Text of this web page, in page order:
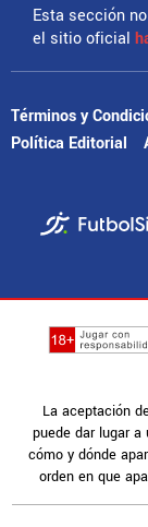
Esta sección
el sitio oficial
Términos y
Política Editorial
La aceptación
puede dar lugar a
cómo y dónde
orden en que